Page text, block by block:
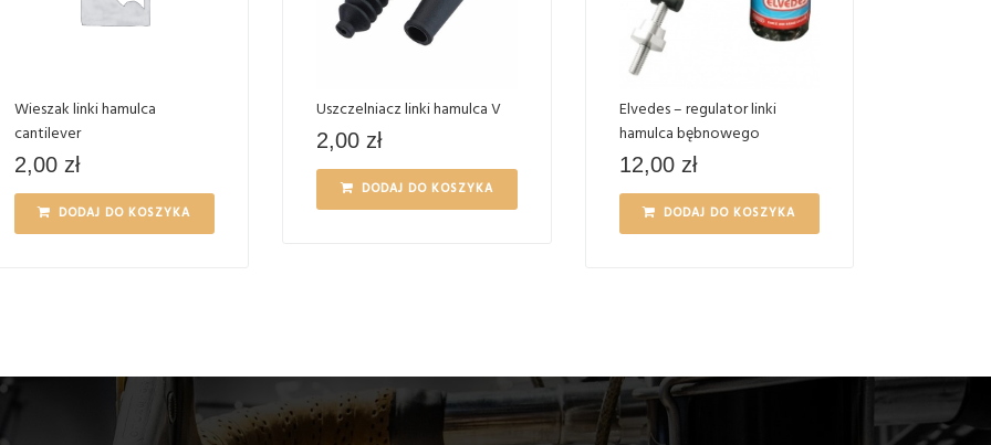
Wieszak linki hamulca
cantilever
2,00 zł
DODAJ DO KOSZYKA
Uszczelniacz linki hamulca V
2,00 zł
DODAJ DO KOSZYKA
Elvedes – regulator linki
hamulca bębnowego
12,00 zł
DODAJ DO KOSZYKA